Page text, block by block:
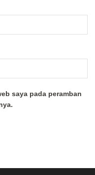
saya pada peramban